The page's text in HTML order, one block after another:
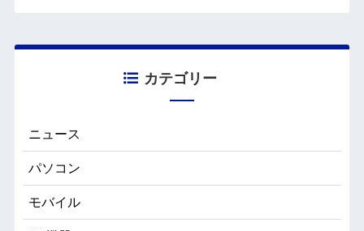
カテゴリー
ニュース
パソコン
モバイル